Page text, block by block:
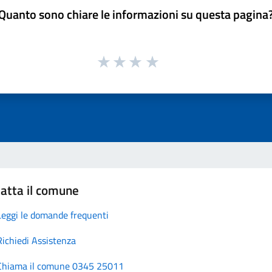
sono chiare le informazioni su questa
il comune
le domande frequenti
Assistenza
il comune 0345 25011